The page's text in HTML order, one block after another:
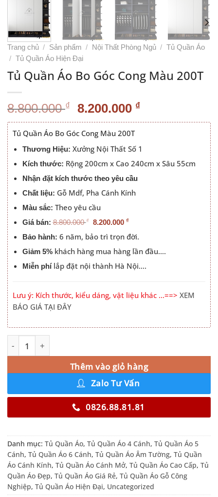
Trang chủ / Sản phẩm / Nội Thất Phòng Ngủ / Tủ Quần Áo
/ Tủ Quần Áo Hiện Đại
Tủ Quần Áo Bo Góc Cong Màu 200T
8.800.000₫ Giá
gốc
là:
8.800.000 ₫.
8.200.000 ₫Giá
hiện
là:
8.200.000 ₫.
Tủ Quần Áo Bo Góc Cong Màu 200T
Thương Hiệu: Xưởng Nội Thất Số 1
Kích thước: Rộng 200cm x Cao 240cm x Sâu 55cm
Nhận đặt kích thước theo yêu cầu
Chất liệu: Gỗ Mdf, Pha Cánh Kính
Màu sắc: Theo yêu cầu
Giá bán:8.800.000 ₫ 8.200.000 ₫
Bảo hành: 6 năm, bảo trì trọn đời.
Giảm 5%khách hàng mua hàng lần đầu….
Miễn phílắp đặt nội thành Hà Nội….
Lưu ý: Kích thước, kiểu dáng, vật liệu khác …==> XEM
BÁO GIÁ TẠI ĐÂY
Tủ Quần Áo Bo Góc Cong Màu 200T số lượng
Thêm vào giỏ hàng
Alternative:
Zalo Tư Vấn
0826.88.81.81
Danh mục: Tủ Quần Áo, Tủ Quần Áo 4 Cánh, Tủ Quần Áo 5
Cánh, Tủ Quần Áo 6 Cánh, Tủ Quần Áo Âm Tường, Tủ Quần
Áo Cánh Kính, Tủ Quần Áo Cánh Mở, Tủ Quần Áo Cao Cấp, Tủ
Quần Áo Đẹp, Tủ Quần Áo Giá Rẻ, Tủ Quần Áo Gỗ Công
Nghiệp, Tủ Quần Áo Hiện Đại, Uncategorized